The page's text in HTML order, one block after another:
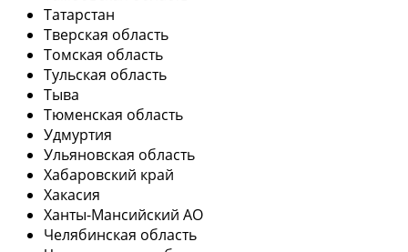
Татарстан
Тверская область
Томская область
Тульская область
Тыва
Тюменская область
Удмуртия
Ульяновская область
Хабаровский край
Хакасия
Ханты-Мансийский АО
Челябинская область